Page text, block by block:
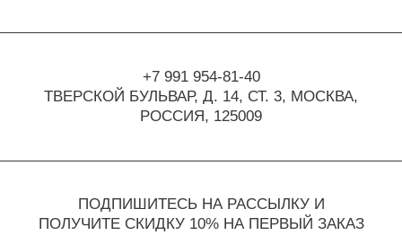
+7 991 954-81-40
ТВЕРСКОЙ БУЛЬВАР, Д. 14, СТ. 3, МОСКВА,
РОССИЯ, 125009
ПОДПИШИТЕСЬ НА РАССЫЛКУ И
ПОЛУЧИТЕ СКИДКУ 10% НА ПЕРВЫЙ ЗАКАЗ